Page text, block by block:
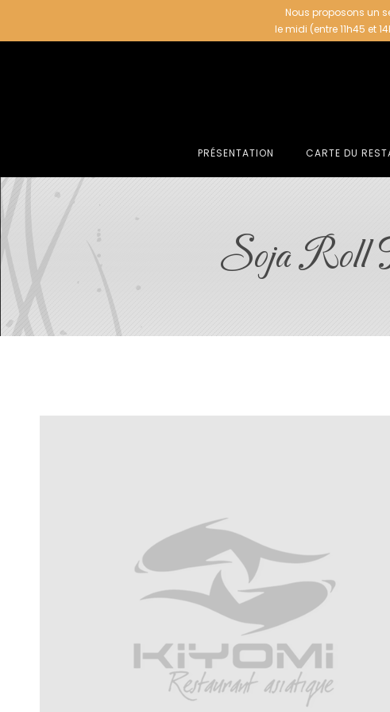
Nous proposons un
le midi (entre 11h45 et
PRÉSENTATION CARTE DU
Soja Roll